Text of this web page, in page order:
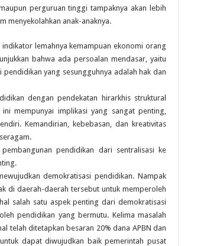
perguruan tinggi tampaknya akan lebih
menyekolahkan anak-anaknya.
lemahnya kemampuan ekonomi orang
bahwa ada persoalan mendasar, yaitu
yang sesungguhnya adalah hak dan
dengan pendekatan hirarkhis struktural
mempunyai implikasi yang sangat penting,
Kemandirian, kebebasan, dan kreativitas
pendidikan dari sentralisasi ke
demokratisasi pendidikan. Nampak
di daerah-daerah tersebut untuk memperoleh
salah satu aspek penting dari demokratisasi
pendidikan yang bermutu. Kelima masalah
telah ditetapkan besaran 20% dana APBN dan
dapat diwujudkan baik pemerintah pusat